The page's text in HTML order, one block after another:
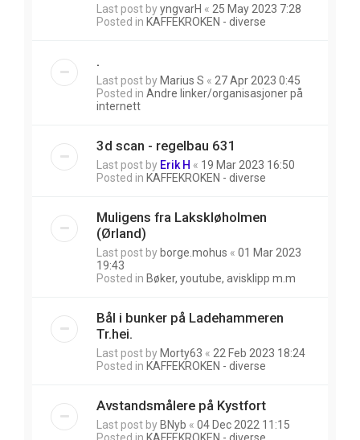
Last post byyngvarH « 25 May 2023 7:28
Posted in KAFFEKROKEN - diverse
.
Last post by Marius S « 27 Apr 2023 0:45
Posted in Andre linker/organisasjoner på
internett
3d scan - regelbau 631
Last post by Erik H « 19 Mar 2023 16:50
Posted in KAFFEKROKEN - diverse
Muligens fra Lakskløholmen
(Ørland)
Last post by borge.mohus « 01 Mar 2023
19:43
Posted in Bøker, youtube, avisklipp m.m
Bål i bunker på Ladehammeren
Tr.hei.
Last post by Morty63 « 22 Feb 2023 18:24
Posted in KAFFEKROKEN - diverse
Avstandsmålere på Kystfort
Last post by BNyb « 04 Dec 2022 11:15